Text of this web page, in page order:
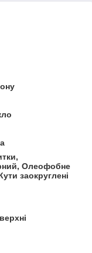
Олеофобне
заокруглені